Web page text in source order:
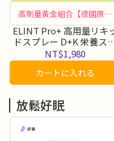
高劑量黃金組合【德國原裝
製造】
ELINT Pro+ 高用量リキ
ドスプレー D+K 栄養ス
レー Vita D3+K2 — 1日1回
のスプレーで手軽に充
(15ml/本)、ドイツ原装輸
入プレミアムビタミン
NT$1,980
カートに入れる
放鬆好眠